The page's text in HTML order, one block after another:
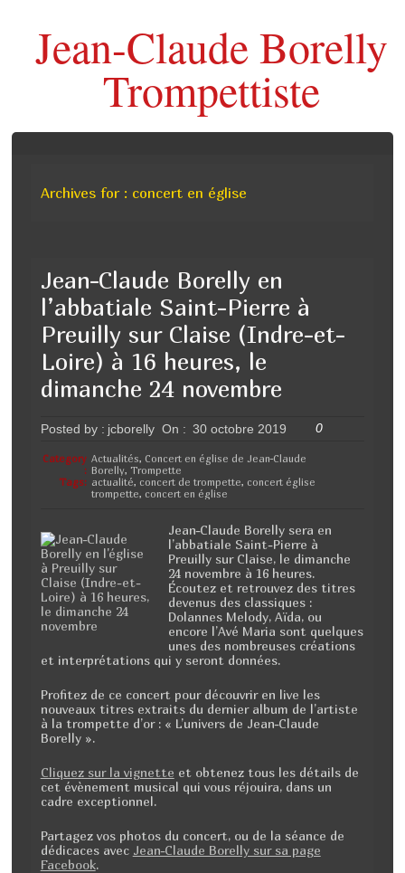
Jean-Claude Borelly
Trompettiste
Archives for : concert en église
Jean-Claude Borelly en
l’abbatiale Saint-Pierre à
Preuilly sur Claise (Indre-et-
Loire) à 16 heures, le
dimanche 24 novembre
Posted by : jcborelly On : 30 octobre 2019 0
Category
:
Actualités, Concert en église de Jean-Claude
Borelly, Trompette
Tags: actualité, concert de trompette, concert église
trompette, concert en église
Jean-Claude Borelly sera en
l’abbatiale Saint-Pierre à
Preuilly sur Claise, le dimanche
24 novembre à 16 heures.
Écoutez et retrouvez des titres
devenus des classiques :
Dolannes Melody, Aïda, ou
encore l’Avé Maria sont quelques
unes des nombreuses créations
et interprétations qui y seront données.
Profitez de ce concert pour découvrir en live les
nouveaux titres extraits du dernier album de l’artiste
à la trompette d’or : « L’univers de Jean-Claude
Borelly ».
Cliquez sur la vignette et obtenez tous les détails de
cet évènement musical qui vous réjouira, dans un
cadre exceptionnel.
Partagez vos photos du concert, ou de la séance de
dédicaces avec Jean-Claude Borelly sur sa page
Facebook.